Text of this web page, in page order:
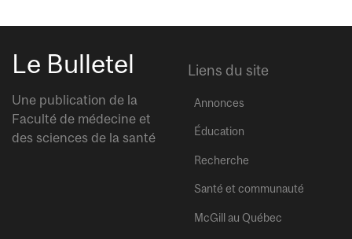
Le Bulletel
Une publication de la
Faculté de médecine et
des sciences de la santé
Liens du site
Annonces
Éducation
Recherche
Santé et communauté
McGill au Québec